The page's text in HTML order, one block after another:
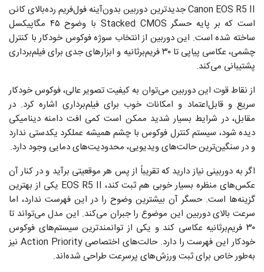
Canon EOS R5 II جدیدترین دوربین بدون‌آینه فول‌فریم رده‌بالای کانن
است که بر پایه حسگر Stacked CMOS با وضوح ۴۵ مگاپیکسل
ساخته شده است. این دوربین از انتخاب سوژه فوکوس خودکار با کنترل
چشمی، عکاسی پیاپی تا ۳۰ فریم‌برثانیه و ابزارهای جدی برای فیلم‌برداری
پشتیبانی می‌کند.
از نقاط قوت این دوربین می‌توان به کیفیت تصویر عالی، فوکوس خودکار
سریع و قابل‌اعتماد و امکانات خوب برای فیلم‌برداری اشاره کرد. در
مقابل، در شرایط بسیار شدید ممکن است کمی افت دامنه دینامیکی
دیده شود، سیستم کنترل فوکوس با چشم همیشه عملکرد یکدستی ندارد
و در سنگین‌ترین حالت‌های ویدیویی، محدودیت‌های دمایی وجود دارد.
اگر به دوربینی نیاز دارید که تقریباً از پس هر موقعیتی برآید و در کنار آن
عکس‌های منظره بسیار خوبی هم ثبت کند، EOS R5 II یکی از بهترین
گزینه‌ها است. حسگر آن بیشترین وضوح را در این فهرست ندارد، اما
سرعت بالای دوربین این موضوع را جبران می‌کند. این مدل می‌تواند تا
۳۰ فریم‌برثانیه عکاسی کند و یکی از توانمندترین سیستم‌های فوکوس
خودکار این فهرست را دارد. حالت‌های اختصاصی Action Priority نیز
به‌طور خاص برای ثبت ورزش‌های پرسرعت طراحی شده‌اند.